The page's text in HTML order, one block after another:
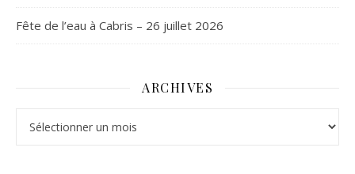
Fête de l’eau à Cabris – 26 juillet 2026
ARCHIVES